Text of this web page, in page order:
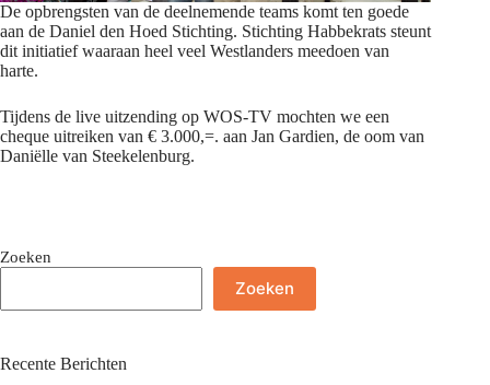
De opbrengsten van de deelnemende teams komt ten goede
aan de Daniel den Hoed Stichting. Stichting Habbekrats steunt
dit initiatief waaraan heel veel Westlanders meedoen van
harte.
Tijdens de live uitzending op WOS-TV mochten we een
cheque uitreiken van € 3.000,=. aan Jan Gardien, de oom van
Daniëlle van Steekelenburg.
Zoeken
Zoeken
Recente Berichten